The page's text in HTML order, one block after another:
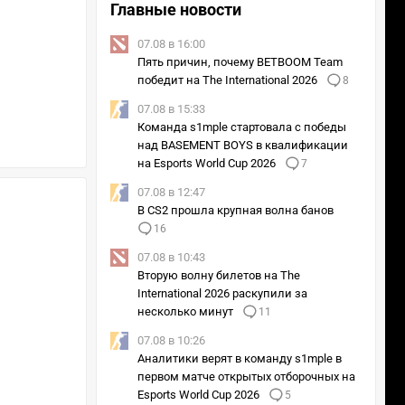
Кадр из сериала «Игра в кальмара»
Главные новости
07.08 в 16:00
Пять причин, почему BETBOOM Team
победит на The International 2026
8
07.08 в 15:33
Команда s1mple стартовала с победы
над BASEMENT BOYS в квалификации
на Esports World Cup 2026
7
07.08 в 12:47
В CS2 прошла крупная волна банов
16
07.08 в 10:43
Вторую волну билетов на The
International 2026 раскупили за
несколько минут
11
07.08 в 10:26
Аналитики верят в команду s1mple в
первом матче открытых отборочных на
Esports World Cup 2026
5